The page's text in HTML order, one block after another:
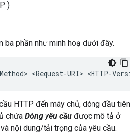
)
ba phần như minh hoạ dưới đây.
<Request-URI> <HTTP-
HTTP đến máy chủ, dòng đầu tiên
chứa Dòng yêu cầu được mô tả ở
nội dung/tải trọng của yêu cầu.